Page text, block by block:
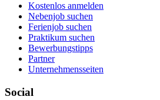
Kostenlos anmelden
Nebenjob suchen
Ferienjob suchen
Praktikum suchen
Bewerbungstipps
Partner
Unternehmensseiten
Social